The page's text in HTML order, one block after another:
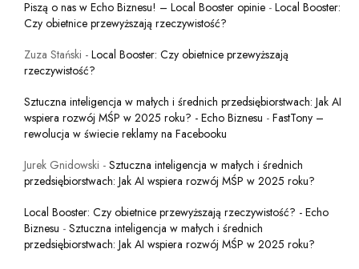
Piszą o nas w Echo Biznesu! – Local Booster opinie - Local Booster:
Czy obietnice przewyższają rzeczywistość?
Zuza Stański - Local Booster: Czy obietnice przewyższają
rzeczywistość?
Sztuczna inteligencja w małych i średnich przedsiębiorstwach: Jak AI
wspiera rozwój MŚP w 2025 roku? - Echo Biznesu - FastTony –
rewolucja w świecie reklamy na Facebooku
Jurek Gnidowski - Sztuczna inteligencja w małych i średnich
przedsiębiorstwach: Jak AI wspiera rozwój MŚP w 2025 roku?
Local Booster: Czy obietnice przewyższają rzeczywistość? - Echo
Biznesu - Sztuczna inteligencja w małych i średnich
przedsiębiorstwach: Jak AI wspiera rozwój MŚP w 2025 roku?